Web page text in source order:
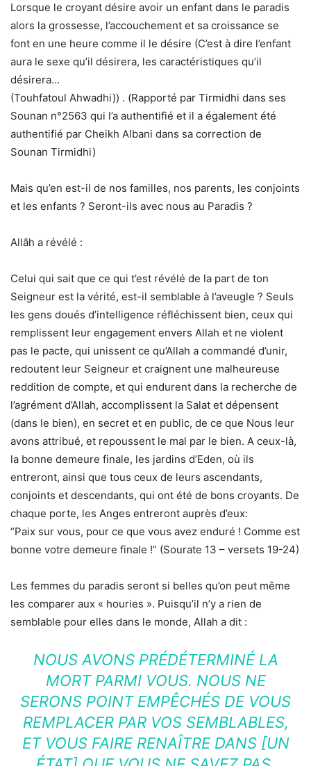
Lorsque le croyant désire avoir un enfant dans le paradis
alors la grossesse, l’accouchement et sa croissance se
font en une heure comme il le désire (C’est à dire l’enfant
aura le sexe qu’il désirera, les caractéristiques qu’il
désirera…
(Touhfatoul Ahwadhi)) . (Rapporté par Tirmidhi dans ses
Sounan n°2563 qui l’a authentifié et il a également été
authentifié par Cheikh Albani dans sa correction de
Sounan Tirmidhi)
Mais qu’en est-il de nos familles, nos parents, les conjoints
et les enfants ? Seront-ils avec nous au Paradis ?
Allâh a révélé :
Celui qui sait que ce qui t’est révélé de la part de ton
Seigneur est la vérité, est-il semblable à l’aveugle ? Seuls
les gens doués d’intelligence réfléchissent bien, ceux qui
remplissent leur engagement envers Allah et ne violent
pas le pacte, qui unissent ce qu’Allah a commandé d’unir,
redoutent leur Seigneur et craignent une malheureuse
reddition de compte, et qui endurent dans la recherche de
l’agrément d’Allah, accomplissent la Salat et dépensent
(dans le bien), en secret et en public, de ce que Nous leur
avons attribué, et repoussent le mal par le bien. A ceux-là,
la bonne demeure finale, les jardins d’Eden, où ils
entreront, ainsi que tous ceux de leurs ascendants,
conjoints et descendants, qui ont été de bons croyants. De
chaque porte, les Anges entreront auprès d’eux:
“Paix sur vous, pour ce que vous avez enduré ! Comme est
bonne votre demeure finale !” (Sourate 13 – versets 19-24)
Les femmes du paradis seront si belles qu’on peut même
les comparer aux « houries ». Puisqu’il n’y a rien de
semblable pour elles dans le monde, Allah a dit :
NOUS AVONS PRÉDÉTERMINÉ LA
MORT PARMI VOUS. NOUS NE
SERONS POINT EMPÊCHÉS DE VOUS
REMPLACER PAR VOS SEMBLABLES,
ET VOUS FAIRE RENAÎTRE DANS [UN